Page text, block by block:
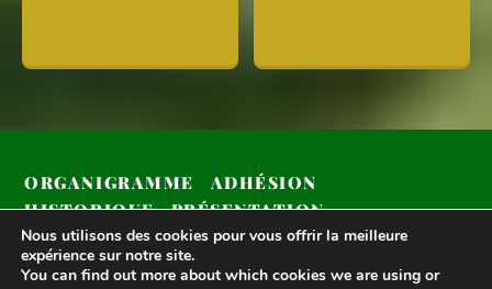
ORGANIGRAMME
ADHÉSION
HISTORIQUE
PRÉSENTATION
COMPÉTITIONS 2024
Nous utilisons des cookies pour vous offrir la meilleure
expérience sur notre site.
You can find out more about which cookies we are using or